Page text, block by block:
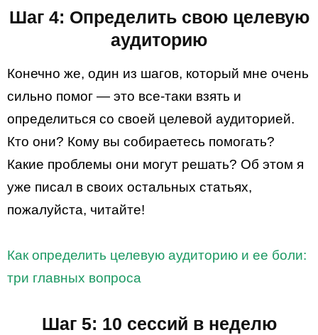
Шаг 4: Определить свою целевую
аудиторию
Конечно же, один из шагов, который мне очень
сильно помог — это все-таки взять и
определиться со своей целевой аудиторией.
Кто они? Кому вы собираетесь помогать?
Какие проблемы они могут решать? Об этом я
уже писал в своих остальных статьях,
пожалуйста, читайте!
Как определить целевую аудиторию и ее боли:
три главных вопроса
Шаг 5: 10 сессий в неделю